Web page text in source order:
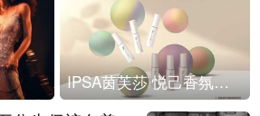
IPSA茵芙莎 悦己香氛凝露上市